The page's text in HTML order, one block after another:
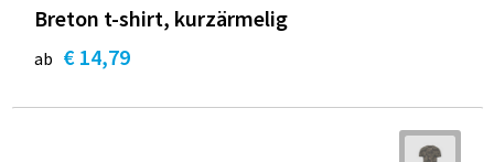
Breton t-shirt, kurzärmelig
ab € 14,79